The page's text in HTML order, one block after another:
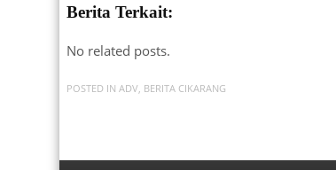
Berita Terkait:
No related posts.
POSTED IN ADV, BERITA CIKARANG